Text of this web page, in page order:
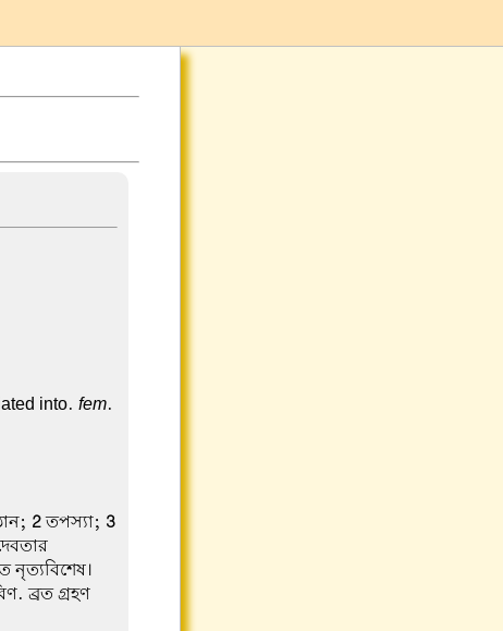
into. fem.
2তপস্যা; 3
নৃত্যবিশেষ।
ব্রত গ্রহণ